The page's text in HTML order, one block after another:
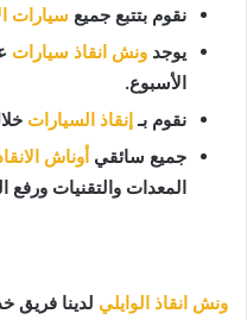
نقوم بتتبع جميع سيارات
يوجد ونش انقاذ سيارات
الأسبوع.
نقوم بـإنقاذ السيارات
جميع سائقي أوناش
المعدات والتقنيات ورفع
ونش انقاذ الوايلي لدينا فريق